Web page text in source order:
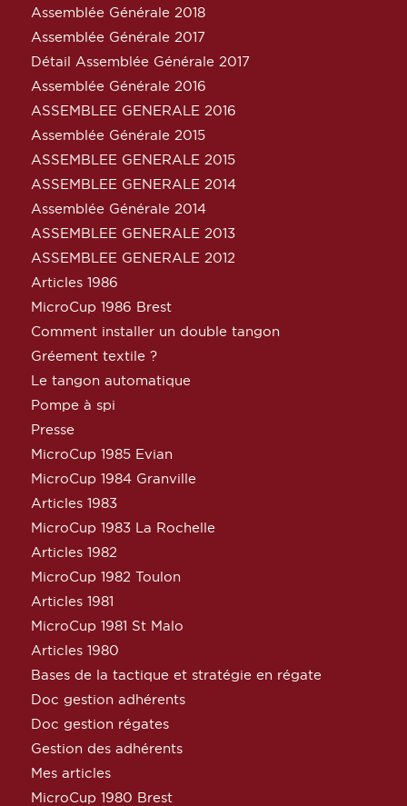
Assemblée Générale 2018
Assemblée Générale 2017
Détail Assemblée Générale 2017
Assemblée Générale 2016
ASSEMBLEE GENERALE 2016
Assemblée Générale 2015
ASSEMBLEE GENERALE 2015
ASSEMBLEE GENERALE 2014
Assemblée Générale 2014
ASSEMBLEE GENERALE 2013
ASSEMBLEE GENERALE 2012
Articles 1986
MicroCup 1986 Brest
Comment installer un double tangon
Gréement textile ?
Le tangon automatique
Pompe à spi
Presse
MicroCup 1985 Evian
MicroCup 1984 Granville
Articles 1983
MicroCup 1983 La Rochelle
Articles 1982
MicroCup 1982 Toulon
Articles 1981
MicroCup 1981 St Malo
Articles 1980
Bases de la tactique et stratégie en régate
Doc gestion adhérents
Doc gestion régates
Gestion des adhérents
Mes articles
MicroCup 1980 Brest